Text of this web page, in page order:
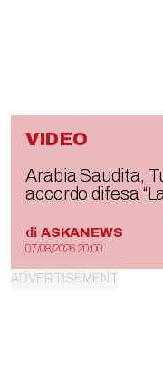
VIDEO
Arabia Saudita,
accordo difesa
di ASKANEWS
07/08/2026 20:00